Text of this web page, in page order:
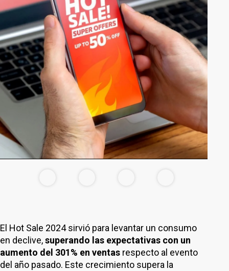
El Hot Sale 2024 sirvió para levantar un consumo
en declive,superando las expectativas con un
aumento del 301% en ventas respecto al evento
del año pasado. Este crecimiento supera la